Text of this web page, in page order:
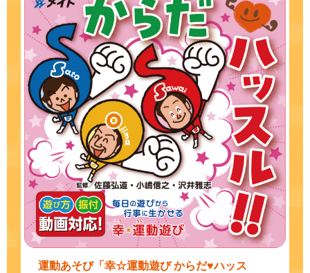
運動あそび「幸☆運動遊び からだ♥ハッス